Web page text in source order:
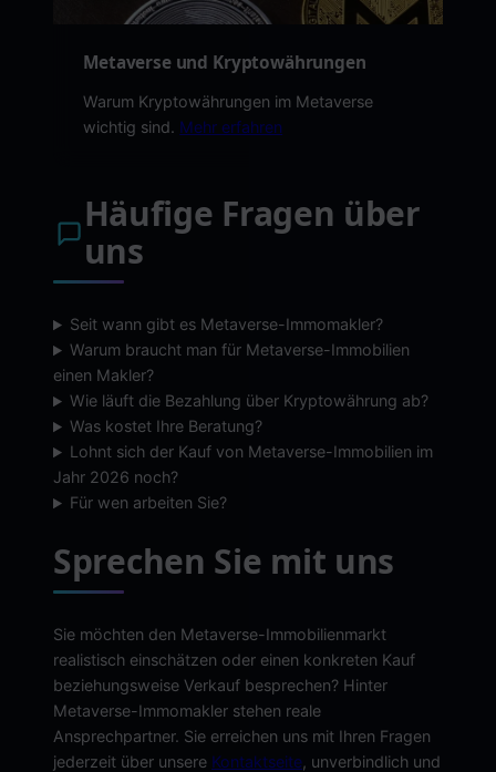
Metaverse und Kryptowährungen
Warum Kryptowährungen im Metaverse
wichtig sind. Mehr erfahren
Häufige Fragen über
uns
Seit wann gibt es Metaverse-Immomakler?
Warum braucht man für Metaverse-Immobilien
einen Makler?
Wie läuft die Bezahlung über Kryptowährung ab?
Was kostet Ihre Beratung?
Lohnt sich der Kauf von Metaverse-Immobilien im
Jahr 2026 noch?
Für wen arbeiten Sie?
Sprechen Sie mit uns
Sie möchten den Metaverse-Immobilienmarkt
realistisch einschätzen oder einen konkreten Kauf
beziehungsweise Verkauf besprechen? Hinter
Metaverse-Immomakler stehen reale
Ansprechpartner. Sie erreichen uns mit Ihren Fragen
jederzeit über unsere Kontaktseite, unverbindlich und